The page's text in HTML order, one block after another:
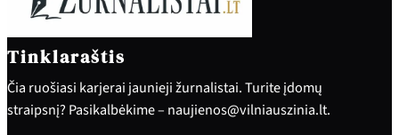
Tinklaraštis
Čia ruošiasi karjerai jaunieji žurnalistai. Turite įdomų
straipsnį? Pasikalbėkime – naujienos@vilniauszinia.lt.